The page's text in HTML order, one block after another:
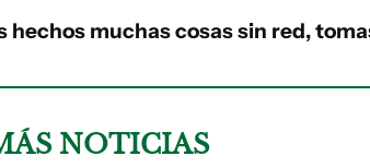
hechos muchas cosas sin red,
NOTICIAS